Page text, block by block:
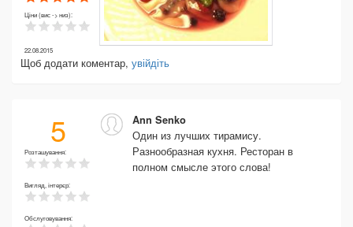
Ціни (вис -> низ):
22.08.2015
Щоб додати коментар, увійдіть
5
Розташування:
Вигляд, інтерєр:
Обслуговування:
Ann Senko
Один из лучших тирамису.
Разнообразная кухня. Ресторан в
полном смысле этого слова!